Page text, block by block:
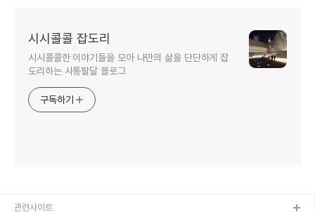
시시콜콜 잡도리
시시콜콜한 이야기들을 모아 나만의 삶을 단단하게 잡
도리하는 사통팔달 블로그
구독하기
관련사이트